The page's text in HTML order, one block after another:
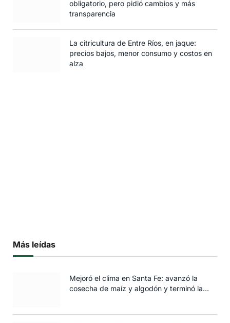
obligatorio, pero pidió cambios y más
transparencia
La citricultura de Entre Ríos, en jaque:
precios bajos, menor consumo y costos en
alza
Más leídas
Mejoró el clima en Santa Fe: avanzó la
cosecha de maíz y algodón y terminó la